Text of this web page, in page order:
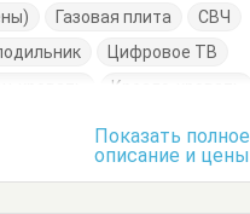
Газовая плита
СВЧ
Цифровое ТВ
кровать
Кресло-кровать
Показать полное
описание и цены